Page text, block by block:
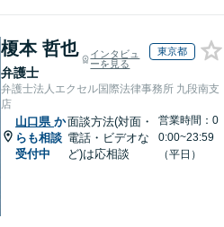
榎本 哲也
弁護士
インタビュ
ーを見る
東京都
弁護士法人エクセル国際法律事務所 九段南支
店
山口県 か
らも相談
受付中
面談方法(対面・
電話・ビデオな
ど)は応相談
営業時間：0
0:00~23:59
（平日）